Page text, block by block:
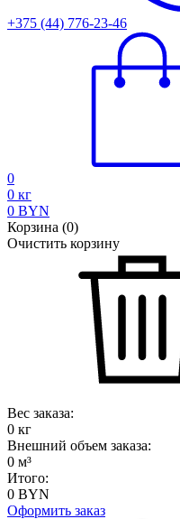
+375 (44) 776-23-46
0
0 кг
0 BYN
Корзина (0)
Очистить корзину
Вес заказа:
0 кг
Внешний объем заказа:
0 м³
Итого:
0 BYN
Оформить заказ